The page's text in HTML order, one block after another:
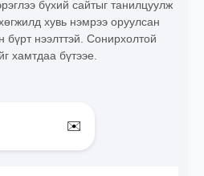
бүхий сайтыг танилцуулж
хувь нэмрээ оруулсан
бүрт нээлттэй. Сонирхолтой
хамтдаа бүтээе.
✉️